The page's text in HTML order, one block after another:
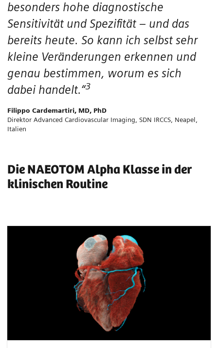
besonders hohe diagnostische
Sensitivität und Spezifität – und das
bereits heute. So kann ich selbst sehr
kleine Veränderungen erkennen und
genau bestimmen, worum es sich
dabei handelt.“3
Filippo Cardemartiri, MD, PhD
Direktor Advanced Cardiovascular Imaging, SDN IRCCS, Neapel,
Italien
Die NAEOTOM Alpha Klasse in der
klinischen Routine